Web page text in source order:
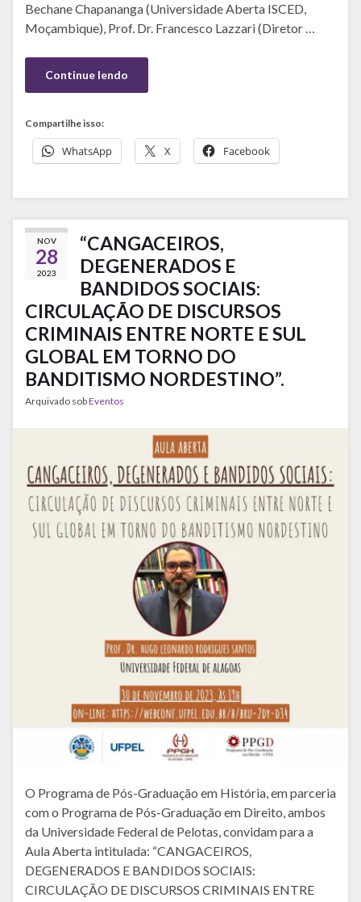
Bechane Chapananga (Universidade Aberta ISCED,
Moçambique), Prof. Dr. Francesco Lazzari (Diretor …
Continue lendo
Compartilhe isso:
WhatsApp X Facebook
NOV
28
2023
“CANGACEIROS,
DEGENERADOS E
BANDIDOS SOCIAIS:
CIRCULAÇÃO DE DISCURSOS
CRIMINAIS ENTRE NORTE E SUL
GLOBAL EM TORNO DO
BANDITISMO NORDESTINO”.
Arquivado sobEventos
O Programa de Pós-Graduação em História, em parceria
com o Programa de Pós-Graduação em Direito, ambos
da Universidade Federal de Pelotas, convidam para a
Aula Aberta intitulada: “CANGACEIROS,
DEGENERADOS E BANDIDOS SOCIAIS:
CIRCULAÇÃO DE DISCURSOS CRIMINAIS ENTRE